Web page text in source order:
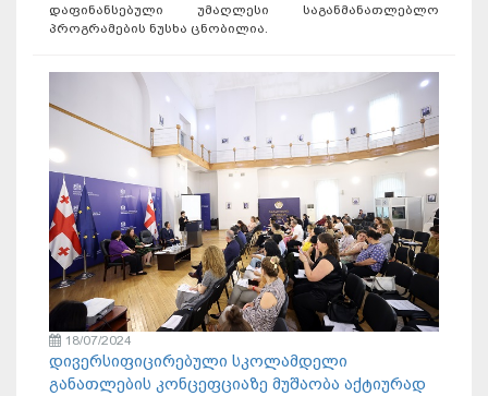
დაფინანსებული უმაღლესი საგანმანათლებლო
პროგრამების ნუსხა ცნობილია.
18/07/2024
დივერსიფიცირებული სკოლამდელი
განათლების კონცეფციაზე მუშაობა აქტიურად